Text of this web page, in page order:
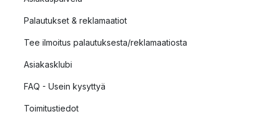
Palautukset & reklamaatiot
Tee ilmoitus palautuksesta/reklamaatiosta
Asiakasklubi
FAQ - Usein kysyttyä
Toimitustiedot